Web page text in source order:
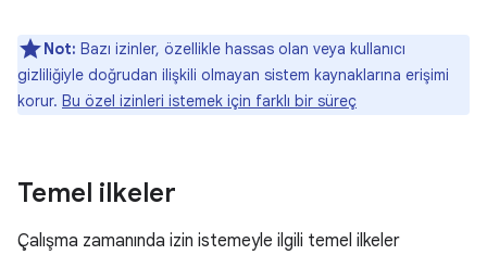
Not: Bazı izinler, özellikle hassas olan veya kullanıcı
gizliliğiyle doğrudan ilişkili olmayan sistem kaynaklarına erişimi
korur. Bu özel izinleri istemek için farklı bir süreç
Temel ilkeler
Çalışma zamanında izin istemeyle ilgili temel ilkeler